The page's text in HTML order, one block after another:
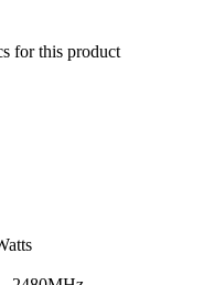
for this product